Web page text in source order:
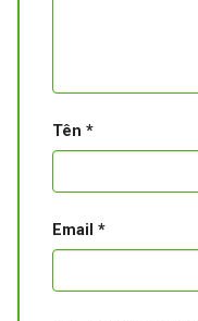
Tên *
Email *